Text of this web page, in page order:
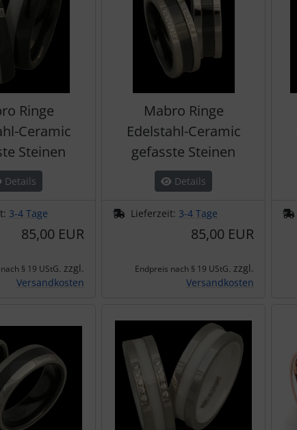
Ringe
Ceramic
Steinen
Details
3-4 Tage
85,00 EUR
§ 19 UStG. zzgl.
Versandkosten
Mabro Ringe
Edelstahl-Ceramic
gefasste Steinen
Details
Lieferzeit: 3-4 Tage
85,00 EUR
Endpreis nach § 19 UStG. zzgl.
Versandkosten